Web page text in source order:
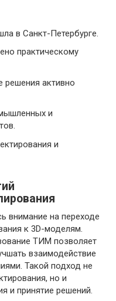
в Санкт-Петербурге.
практическому
решения активно
и
и
внимание на переходе
к 3D-моделям.
ТИМ позволяет
взаимодействие
Такой подход не
но и
и принятие решений.